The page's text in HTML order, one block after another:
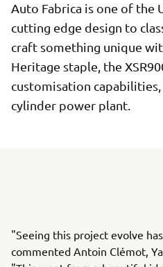
Auto Fabrica is one of the
cutting edge design to
craft something unique
Heritage staple, the
customisation
cylinder power plant.
"Seeing this project evolve
commented Antoin Clémot,